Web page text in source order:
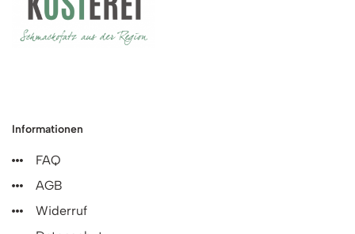
Informationen
FAQ
AGB
Widerruf